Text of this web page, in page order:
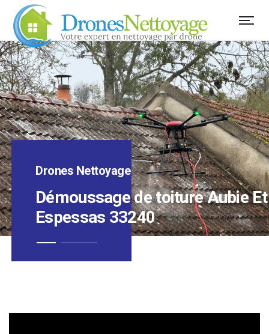
Drones Nettoyage
Démoussage de toiture Aubie Et
Espessas 33240